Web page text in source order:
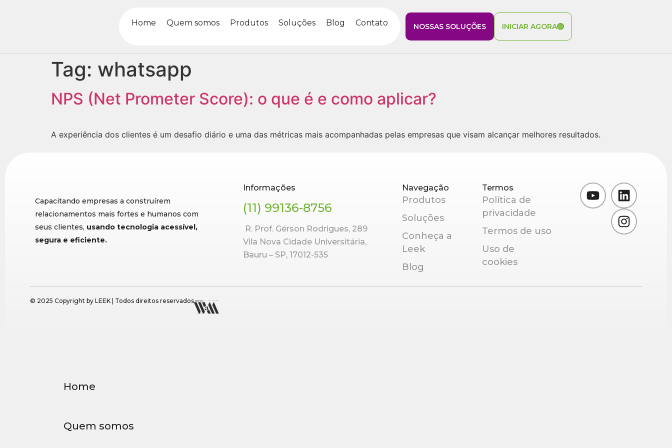
Home Quem somos Produtos Soluções Blog Contato NOSSAS SOLUÇÕES INICIAR AGORA
Tag: whatsapp
NPS (Net Prometer Score): o que é e como aplicar?
A experiência dos clientes é um desafio diário e uma das métricas mais acompanhadas pelas empresas que visam alcançar melhores resultados.
Capacitando empresas a construírem
relacionamentos mais fortes e humanos com
seus clientes, usando tecnologia acessível,
segura e eficiente.
Informações
(11) 99136-8756
R. Prof. Gérson Rodrigues, 289
Vila Nova Cidade Universitária,
Bauru – SP, 17012-535
Navegação
Produtos
Soluções
Conheça a
Leek
Blog
Termos
Política de
privacidade
Termos de uso
Uso de
cookies
© 2025 Copyright by LEEK | Todos direitos reservados
Home
Quem somos